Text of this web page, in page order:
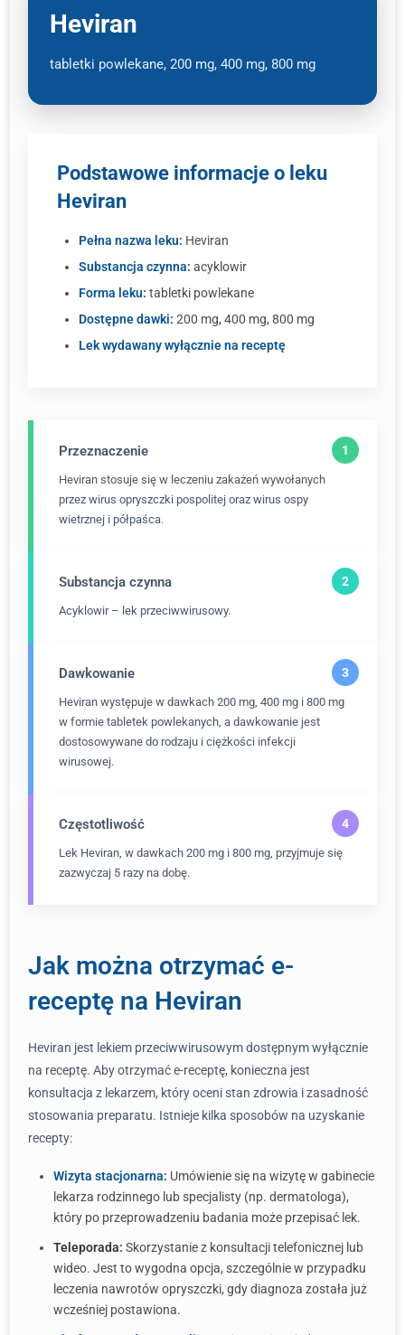
Heviran
tabletki powlekane, 200 mg, 400 mg, 800 mg
Podstawowe informacje o leku
Heviran
Pełna nazwa leku: Heviran
Substancja czynna: acyklowir
Forma leku: tabletki powlekane
Dostępne dawki: 200 mg, 400 mg, 800 mg
Lek wydawany wyłącznie na receptę
Przeznaczenie
Heviran stosuje się w leczeniu zakażeń wywołanych
przez wirus opryszczki pospolitej oraz wirus ospy
wietrznej i półpaśca.
Substancja czynna
Acyklowir – lek przeciwwirusowy.
Dawkowanie
Heviran występuje w dawkach 200 mg, 400 mg i 800 mg
w formie tabletek powlekanych, a dawkowanie jest
dostosowywane do rodzaju i ciężkości infekcji
wirusowej.
Częstotliwość
Lek Heviran, w dawkach 200 mg i 800 mg, przyjmuje się
zazwyczaj 5 razy na dobę.
Jak można otrzymać e-
receptę na Heviran
Heviran jest lekiem przeciwwirusowym dostępnym wyłącznie
na receptę. Aby otrzymać e-receptę, konieczna jest
konsultacja z lekarzem, który oceni stan zdrowia i zasadność
stosowania preparatu. Istnieje kilka sposobów na uzyskanie
recepty:
Wizyta stacjonarna: Umówienie się na wizytę w gabinecie
lekarza rodzinnego lub specjalisty (np. dermatologa),
który po przeprowadzeniu badania może przepisać lek.
Teleporada: Skorzystanie z konsultacji telefonicznej lub
wideo. Jest to wygodna opcja, szczególnie w przypadku
leczenia nawrotów opryszczki, gdy diagnoza została już
wcześniej postawiona.